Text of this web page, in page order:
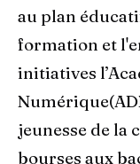
au plan
formation et
initiatives
jeunesse de la
bourses aux